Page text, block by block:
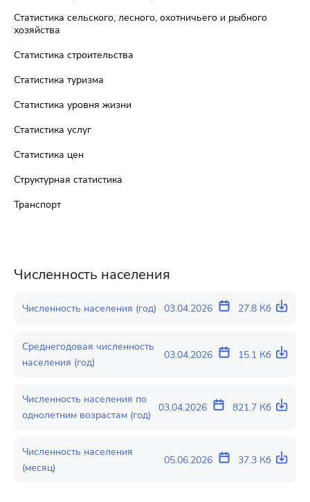
Статистика сельского, лесного, охотничьего и рыбного
хозяйства
Статистика строительства
Статистика туризма
Статистика уровня жизни
Статистика услуг
Статистика цен
Структурная статистика
Транспорт
Численность населения
Численность населения (год) 03.04.2026 27.8 Кб
Среднегодовая численность
населения (год)
03.04.2026 15.1 Кб
Численность населения по
однолетним возрастам (год)
03.04.2026 821.7 Кб
Численность населения
(месяц)
05.06.2026 37.3 Кб